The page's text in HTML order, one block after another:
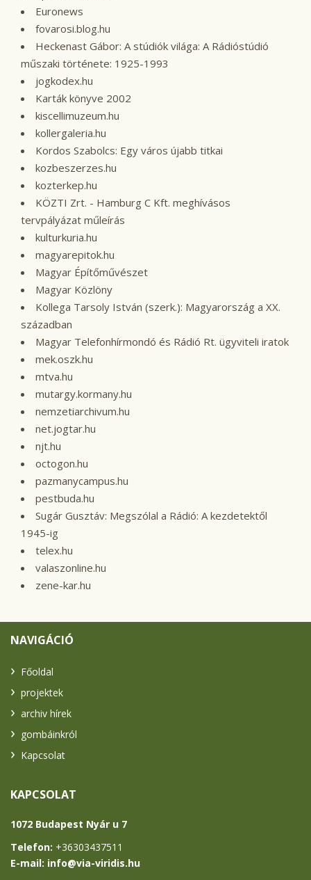
Euronews
fovarosi.blog.hu
Heckenast Gábor: A stúdiók világa: A Rádióstúdió
műszaki története: 1925-1993
jogkodex.hu
Karták könyve 2002
kiscellimuzeum.hu
kollergaleria.hu
Kordos Szabolcs: Egy város újabb titkai
kozbeszerzes.hu
kozterkep.hu
KÖZTI Zrt. - Hamburg C Kft. meghívásos
tervpályázat műleírás
kulturkuria.hu
magyarepitok.hu
Magyar Építőművészet
Magyar Közlöny
Kollega Tarsoly István (szerk.): Magyarország a XX.
században
Magyar Telefonhírmondó és Rádió Rt. ügyviteli iratok
mek.oszk.hu
mtva.hu
mutargy.kormany.hu
nemzetiarchivum.hu
net.jogtar.hu
njt.hu
octogon.hu
pazmanycampus.hu
pestbuda.hu
Sugár Gusztáv: Megszólal a Rádió: A kezdetektől
1945-ig
telex.hu
valaszonline.hu
zene-kar.hu
NAVIGÁCIÓ
Főoldal
projektek
archiv hírek
gombáinkról
Kapcsolat
KAPCSOLAT
1072 Budapest Nyár u 7
Telefon: +36303437511
E-mail: info@via-viridis.hu